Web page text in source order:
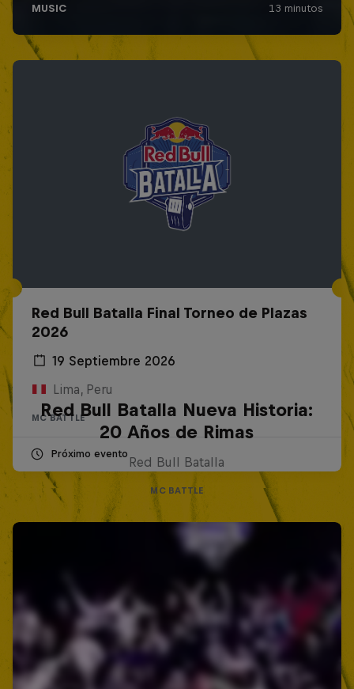
Red Bull Batalla Final Torneo de Plazas
2026
19 Septiembre 2026
Lima, Peru
MC BATTLE
Próximo evento
Red Bull Batalla Nueva Historia:
20 Años de Rimas
Red Bull Batalla
MC BATTLE